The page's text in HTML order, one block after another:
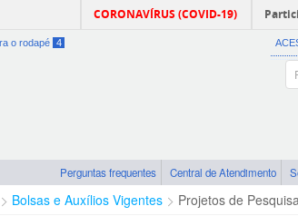
CORONAVÍRUS (COVID-19)
o rodapé 4
Perguntas frequentes Central de Atendimento
Bolsas e Auxílios Vigentes Projetos de